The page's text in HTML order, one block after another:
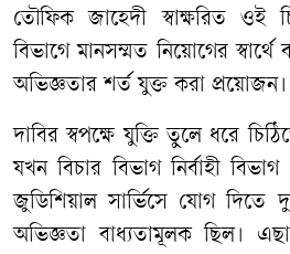
তৌফিক জাহেদী স্বাক্ষরিত ওই
বিভাগে মানসম্মত নিয়োগের স্বার্থে
অভিজ্ঞতার শর্ত যুক্ত করা প্রয়োজন।
দাবির স্বপক্ষে যুক্তি তুলে ধরে
যখন বিচার বিভাগ নির্বাহী
জুডিশিয়াল সার্ভিসে যোগ
অভিজ্ঞতা বাধ্যতামূলক ছিল।